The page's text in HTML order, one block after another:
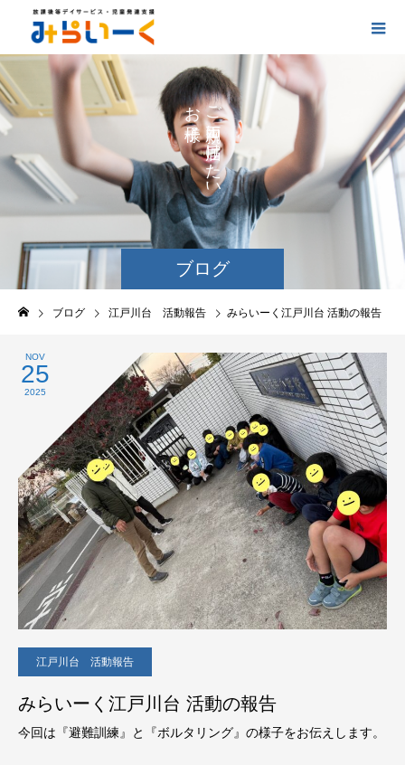
ブログ
ご
に
け
た
い
お
の
の
ブログ 江戸川台 活動報告 みらいーく江戸川台 活動の報告
NOV
25
2025
江戸川台 活動報告
みらいーく江戸川台 活動の報告
今回は『避難訓練』と『ボルタリング』の様子をお伝えします。